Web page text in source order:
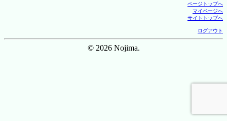
ページトップへ
マイページへ
サイトトップへ
ログアウト
© 2026 Nojima.